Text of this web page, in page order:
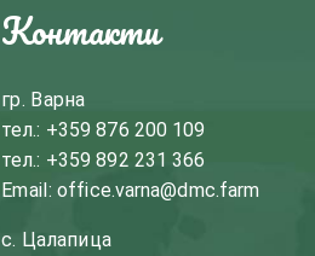
Контакти
гр. Варна
тел.: +359 876 200 109
тел.: +359 892 231 366
Email:office.varna@dmc.farm
с. Цалапица